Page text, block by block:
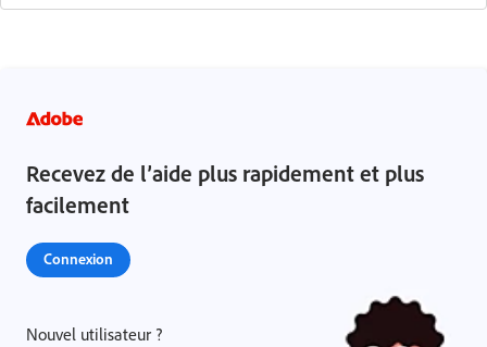
Recevez de l’aide plus rapidement et plus
facilement
Connexion
Nouvel utilisateur ?